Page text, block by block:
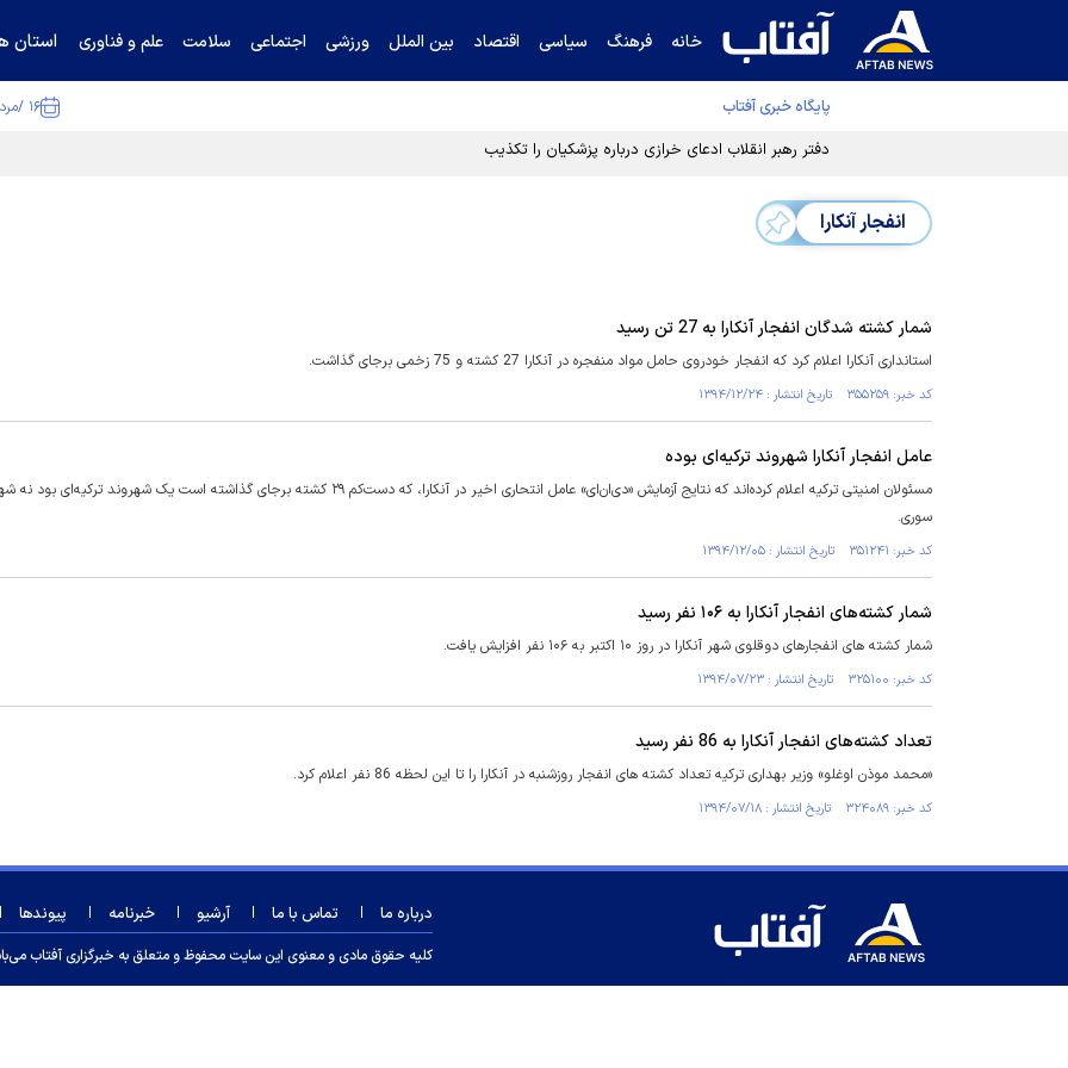
خانه فرهنگ سیاسی اقتصاد بین الملل ورزشی اجتماعی سلامت علم و فناوری استان
پایگاه خبری آفتاب ۱۶ /مرداد /۱۴۰۵
دفتر رهبر انقلاب ادعای خرازی درباره پزشکیان را تکذیب کرد
انفجار آنکارا
شمار کشته شدگان انفجار آنکارا به 27 تن رسید
استانداری آنکارا اعلام کرد که انفجار خودروی حامل مواد منفجره در آنکارا 27 کشته و 75 زخمی برجای گذاشت.
کد خبر: ۳۵۵۲۵۹ تاریخ انتشار : ۱۳۹۴/۱۲/۲۴
عامل انفجار آنکارا شهروند ترکیه‌ای بوده
مسئولان امنیتی ترکیه اعلام کرده‌اند که نتایج آزمایش «دی‌ان‌ای» عامل انتحاری اخیر در آنکارا، که دست‌کم ۲۹ کشته برجای گذاشته است یک شهروند
سوری.
کد خبر: ۳۵۱۲۴۱ تاریخ انتشار : ۱۳۹۴/۱۲/۰۵
شمار کشته‌های انفجار آنکارا به ۱۰۶ نفر رسید
شمار کشته های انفجارهای دوقلوی شهر آنکارا در روز ۱۰ اکتبر به ۱۰۶ نفر افزایش یافت.
کد خبر: ۳۲۵۱۰۰ تاریخ انتشار : ۱۳۹۴/۰۷/۲۳
تعداد کشته‌های انفجار آنکارا به 86 نفر رسید
«محمد موذن اوغلو» وزیر بهداری ترکیه تعداد کشته های انفجار روزشنبه در آنکارا را تا این لحظه 86 نفر اعلام کرد.
کد خبر: ۳۲۴۰۸۹ تاریخ انتشار : ۱۳۹۴/۰۷/۱۸
درباره ما تماس با ما آرشیو خبرنامه پیوندها
کلیه حقوق مادی و معنوی این سایت محفوظ و متعلق به خبرگزاری آفتاب